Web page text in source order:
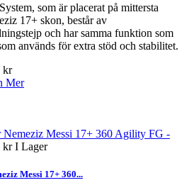
som är placerat på mittersta
17+ skon, består av
och har samma funktion som
används för extra stöd och stabilitet.
kr
Mer
krI Lager
Messi 17+ 360...